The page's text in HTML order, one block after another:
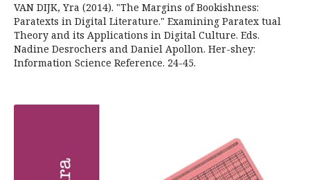
VAN DIJK, Yra (2014). "The Margins of Bookishness:
Paratexts in Digital Literature." Examining Paratex tual
Theory and its Applications in Digital Culture. Eds.
Nadine Desrochers and Daniel Apollon. Her-shey:
Information Science Reference. 24-45.